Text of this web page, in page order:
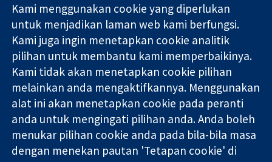
Bukti yang
dipercayai.
keputusan
termaklum
Kesihatan yang
lebih baik
11-13 Cavendish
Square
London
W1G 0AN
United Kingdom
Hubungi kita
Berita
Pejabat
akhbar
Perihal Kami
Pekerjaan
Cochrane
Library
Kolaborasi Cochrane ialah sebuah badan amal (no. 1045921) dan
Kami menggunakan cookie yang diperlukan
untuk menjadikan laman web kami berfungsi.
Kami juga ingin menetapkan cookie analitik
pilihan untuk membantu kami memperbaikinya.
Kami tidak akan menetapkan cookie pilihan
melainkan anda mengaktifkannya. Menggunakan
alat ini akan menetapkan cookie pada peranti
anda untuk mengingati pilihan anda. Anda boleh
menukar pilihan cookie anda pada bila-bila masa
dengan menekan pautan 'Tetapan cookie' di